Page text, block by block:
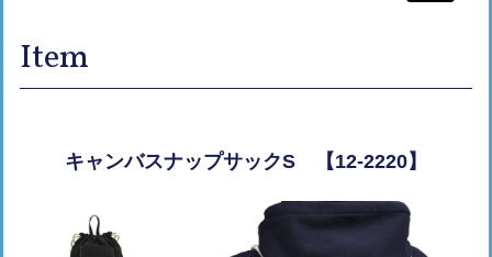
Item
キャンバスナップサックS 【12-2220】